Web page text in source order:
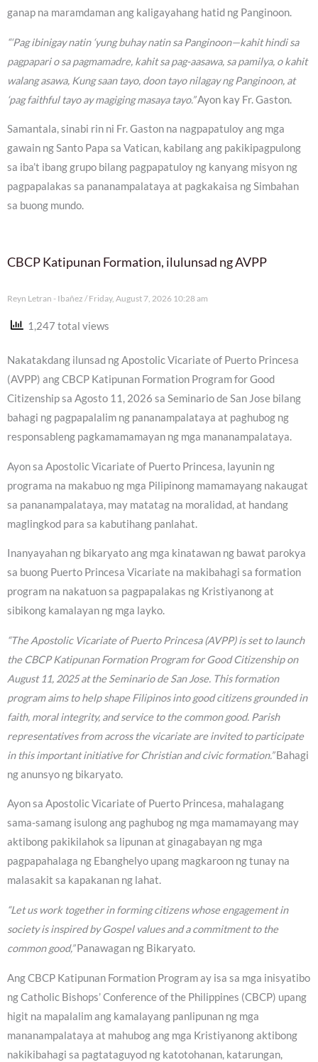
ganap na maramdaman ang kaligayahang hatid ng Panginoon.
“‘Pag ibinigay natin ‘yung buhay natin sa Panginoon—kahit hindi sa
pagpapari o sa pagmamadre, kahit sa pag-aasawa, sa pamilya, o kahit
walang asawa, Kung saan tayo, doon tayo nilagay ng Panginoon, at
‘pag faithful tayo ay magiging masaya tayo.”Ayon kay Fr. Gaston.
Samantala, sinabi rin ni Fr. Gaston na nagpapatuloy ang mga
gawain ng Santo Papa sa Vatican, kabilang ang pakikipagpulong
sa iba’t ibang grupo bilang pagpapatuloy ng kanyang misyon ng
pagpapalakas sa pananampalataya at pagkakaisa ng Simbahan
sa buong mundo.
CBCP Katipunan Formation, ilulunsad ng AVPP
Reyn Letran - Ibañez Friday, August 7, 2026 10:28 am
1,247 total views
Nakatakdang ilunsad ng Apostolic Vicariate of Puerto Princesa
(AVPP) ang CBCP Katipunan Formation Program for Good
Citizenship sa Agosto 11, 2026 sa Seminario de San Jose bilang
bahagi ng pagpapalalim ng pananampalataya at paghubog ng
responsableng pagkamamamayan ng mga mananampalataya.
Ayon sa Apostolic Vicariate of Puerto Princesa, layunin ng
programa na makabuo ng mga Pilipinong mamamayang nakaugat
sa pananampalataya, may matatag na moralidad, at handang
maglingkod para sa kabutihang panlahat.
Inanyayahan ng bikaryato ang mga kinatawan ng bawat parokya
sa buong Puerto Princesa Vicariate na makibahagi sa formation
program na nakatuon sa pagpapalakas ng Kristiyanong at
sibikong kamalayan ng mga layko.
“The Apostolic Vicariate of Puerto Princesa (AVPP) is set to launch
the CBCP Katipunan Formation Program for Good Citizenship on
August 11, 2025 at the Seminario de San Jose. This formation
program aims to help shape Filipinos into good citizens grounded in
faith, moral integrity, and service to the common good. Parish
representatives from across the vicariate are invited to participate
in this important initiative for Christian and civic formation.”Bahagi
ng anunsyo ng bikaryato.
Ayon sa Apostolic Vicariate of Puerto Princesa, mahalagang
sama-samang isulong ang paghubog ng mga mamamayang may
aktibong pakikilahok sa lipunan at ginagabayan ng mga
pagpapahalaga ng Ebanghelyo upang magkaroon ng tunay na
malasakit sa kapakanan ng lahat.
“Let us work together in forming citizens whose engagement in
society is inspired by Gospel values and a commitment to the
common good,”Panawagan ng Bikaryato.
Ang CBCP Katipunan Formation Program ay isa sa mga inisyatibo
ng Catholic Bishops’ Conference of the Philippines (CBCP) upang
higit na mapalalim ang kamalayang panlipunan ng mga
mananampalataya at mahubog ang mga Kristiyanong aktibong
nakikibahagi sa pagtataguyod ng katotohanan, katarungan,